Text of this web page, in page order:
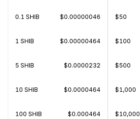
0.1 SHIB $0.00000046
1 SHIB $0.00000464
5 SHIB $0.0000232
10 SHIB $0.0000464
100 SHIB $0.000464
$50
$100
$500
$1,000
$10,000